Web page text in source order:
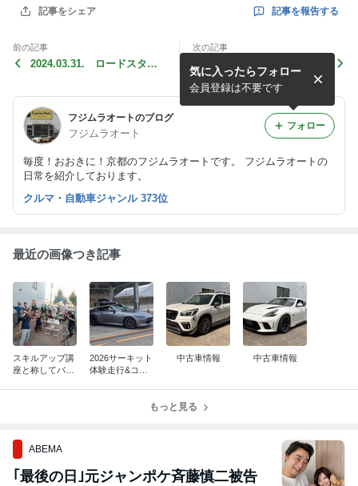
記事をシェア 記事を報告する
前の記事
2024.03.31. ロードスター
次の記事
2024.03.24 [ZC33S] タカス
サーキット 1'07"026 @biw
aOcean
フジムラオートのブログ
フジムラオート
毎度！おおきに！京都のフジムラオートです。 フジムラオートの
日常を紹介しております。
気に入ったらフォロー
会員登録は不要です
フォロー
クルマ・自動車ジャンル 373位
最近の画像つき記事
スキルアップ講
座と称してバー
2026サーキット
体験走行&コソ
中古車情報 中古車情報
もっと見る
ABEMA
｢最後の日｣元ジャンポケ斉藤慎二被告